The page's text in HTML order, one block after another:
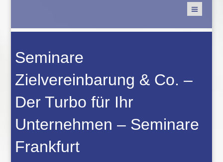
Seminare
Zielvereinbarung & Co. –
Der Turbo für Ihr
Unternehmen – Seminare
Frankfurt